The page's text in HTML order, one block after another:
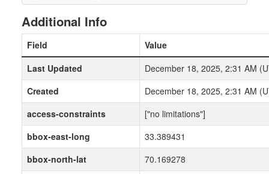
Additional Info
Field
Value
Last Updated
December 18, 2025, 2:31 AM
Created
December 18, 2025, 2:31 AM
access-constraints
["no limitations"]
bbox-east-long
33.389431
bbox-north-lat
70.169278